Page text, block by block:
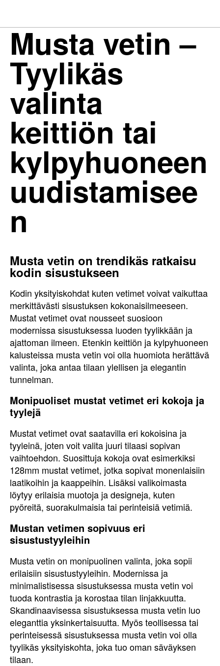
Musta vetin –
Tyylikäs
valinta
keittiön tai
kylpyhuoneen
uudistamisee
n
Musta vetin on trendikäs ratkaisu
kodin sisustukseen
Kodin yksityiskohdat kuten vetimet voivat vaikuttaa
merkittävästi sisustuksen kokonaisilmeeseen.
Mustat vetimet ovat nousseet suosioon
modernissa sisustuksessa luoden tyylikkään ja
ajattoman ilmeen. Etenkin keittiön ja kylpyhuoneen
kalusteissa musta vetin voi olla huomiota herättävä
valinta, joka antaa tilaan ylellisen ja elegantin
tunnelman.
Monipuoliset mustat vetimet eri kokoja ja
tyylejä
Mustat vetimet ovat saatavilla eri kokoisina ja
tyyleinä, joten voit valita juuri tilaasi sopivan
vaihtoehdon. Suosittuja kokoja ovat esimerkiksi
128mm mustat vetimet, jotka sopivat monenlaisiin
laatikoihin ja kaappeihin. Lisäksi valikoimasta
löytyy erilaisia muotoja ja designeja, kuten
pyöreitä, suorakulmaisia tai perinteisiä vetimiä.
Mustan vetimen sopivuus eri
sisustustyyleihin
Musta vetin on monipuolinen valinta, joka sopii
erilaisiin sisustustyyleihin. Modernissa ja
minimalistisessa sisustuksessa musta vetin voi
tuoda kontrastia ja korostaa tilan linjakkuutta.
Skandinaavisessa sisustuksessa musta vetin luo
eleganttia yksinkertaisuutta. Myös teollisessa tai
perinteisessä sisustuksessa musta vetin voi olla
tyylikäs yksityiskohta, joka tuo oman säväyksen
tilaan.